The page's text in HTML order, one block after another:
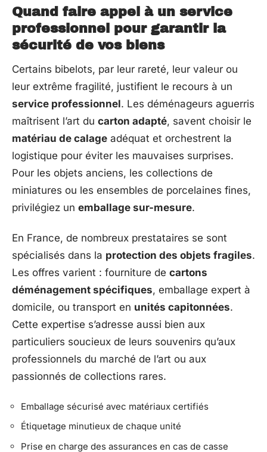
Quand faire appel à un service
professionnel pour garantir la
sécurité de vos biens
Certains bibelots, par leur rareté, leur valeur ou
leur extrême fragilité, justifient le recours à un
service professionnel. Les déménageurs aguerris
maîtrisent l’art du carton adapté, savent choisir le
matériau de calage adéquat et orchestrent la
logistique pour éviter les mauvaises surprises.
Pour les objets anciens, les collections de
miniatures ou les ensembles de porcelaines fines,
privilégiez un emballage sur-mesure.
En France, de nombreux prestataires se sont
spécialisés dans la protection des objets fragiles.
Les offres varient : fourniture de cartons
déménagement spécifiques, emballage expert à
domicile, ou transport en unités capitonnées.
Cette expertise s’adresse aussi bien aux
particuliers soucieux de leurs souvenirs qu’aux
professionnels du marché de l’art ou aux
passionnés de collections rares.
Emballage sécurisé avec matériaux certifiés
Étiquetage minutieux de chaque unité
Prise en charge des assurances en cas de casse